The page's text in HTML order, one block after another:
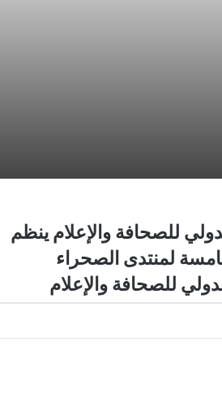
للصحافة والإعلام ينظم
لمنتدى الصحراء
للصحافة والإعلام